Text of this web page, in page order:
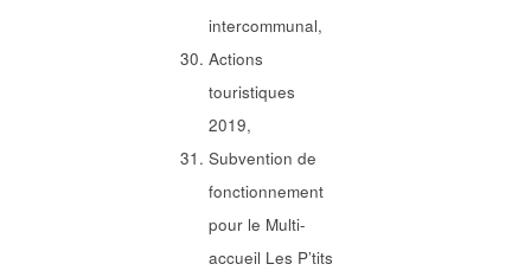
intercommunal,
Actions
touristiques
2019,
Subvention de
fonctionnement
pour le Multi-
accueil Les P’tits